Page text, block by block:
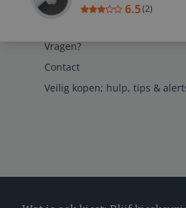
6.5(2)
Vragen?
Contact
Veilig kopen; hulp, tips &